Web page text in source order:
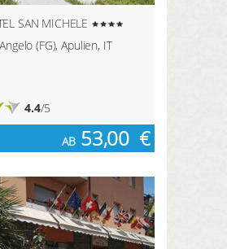
SAN MICHELE
(FG), Apulien, IT
4.4/5
AB 53,00 €